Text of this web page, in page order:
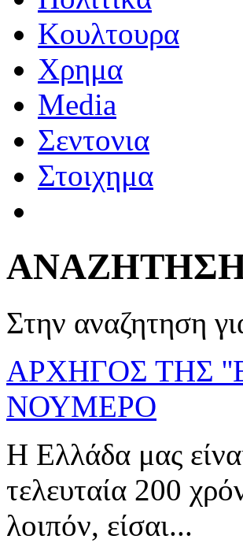
Κουλτουρα
Χρημα
Media
Σεντονια
Στοιχημα
Στην αναζητηση
ΑΡΧΗΓΟΣ ΤΗΣ
ΝΟΥΜΕΡΟ
Η Ελλάδα μας
τελευταία 200
λοιπόν, είσαι...